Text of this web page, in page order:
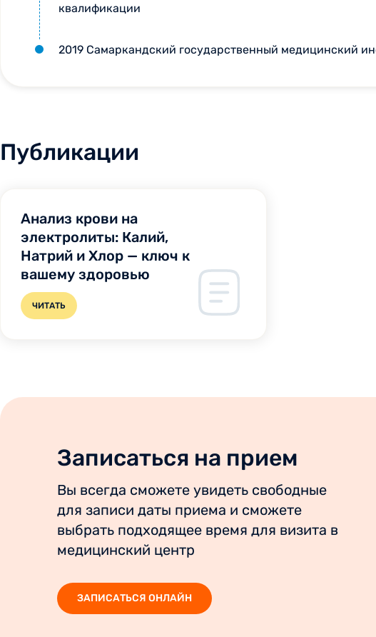
квалификации
2019 Самаркандский государственный медицинский
Публикации
Анализ крови на
электролиты: Калий,
Натрий и Хлор — ключ к
вашему здоровью
ЧИТАТЬ
Записаться на прием
Вы всегда сможете увидеть свободные
для записи даты приема и сможете
выбрать подходящее время для визита в
медицинский центр
ЗАПИСАТЬСЯ ОНЛАЙН